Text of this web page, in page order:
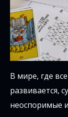
В мире, где
развивается,
неоспоримые